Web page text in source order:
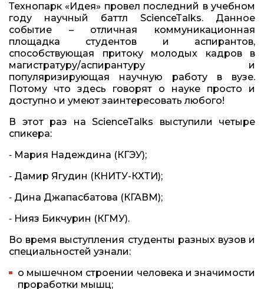
Технопарк «Идея» провел последний в учебном
году научный баттл ScienceTalks. Данное
событие – отличная коммуникационная
площадка студентов и аспирантов,
способствующая притоку молодых кадров в
магистратуру/аспирантуру и
популяризирующая научную работу в вузе.
Потому что здесь говорят о науке просто и
доступно и умеют заинтересовать любого!
В этот раз на ScienceTalks выступили четыре
спикера:
⁃ Мария Надеждина (КГЭУ);
⁃ Дамир Ягудин (КНИТУ-КХТИ);
⁃ Дина Джапасбатова (КГАВМ);
⁃ Нияз Бикчурин (КГМУ).
Во время выступления студенты разных вузов и
специальностей узнали:
о мышечном строении человека и значимости
проработки мышц;